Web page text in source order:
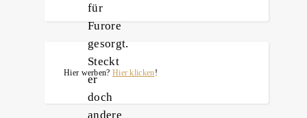
für
Furore
gesorgt.
Steckt
er
doch
andere
Hier werben? Hier klicken!